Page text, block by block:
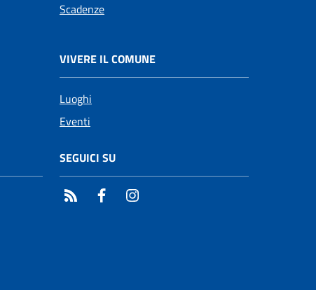
Scadenze
VIVERE IL COMUNE
Luoghi
Eventi
SEGUICI SU
RSS Facebook